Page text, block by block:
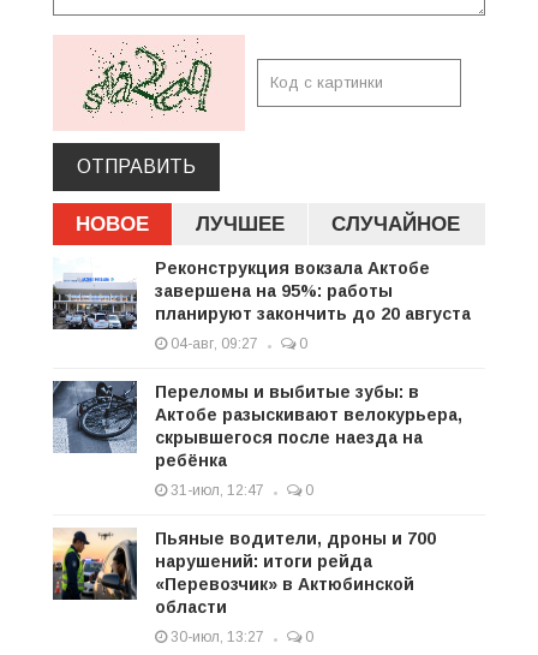
ОТПРАВИТЬ
НОВОЕ ЛУЧШЕЕ СЛУЧАЙНОЕ
Реконструкция вокзала Актобе
завершена на 95%: работы
планируют закончить до 20 августа
04-авг, 09:27 0
Переломы и выбитые зубы: в
Актобе разыскивают велокурьера,
скрывшегося после наезда на
ребёнка
31-июл, 12:47 0
Пьяные водители, дроны и 700
нарушений: итоги рейда
«Перевозчик» в Актюбинской
области
30-июл, 13:27 0